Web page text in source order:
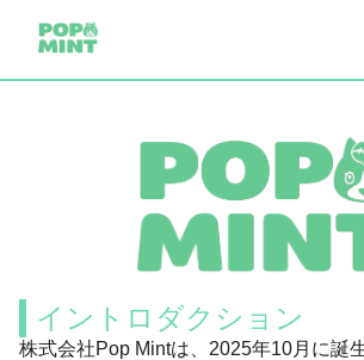
イントロダクション
株式会社Pop Mintは、2025年10月に誕